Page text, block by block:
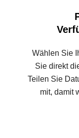
Wählen Sie
Sie direkt
Teilen Sie
mit, damit